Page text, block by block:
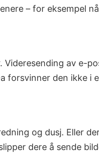
– for eksempel
av e-
forsvinner den ikke
og dusj. Eller
dere å sende